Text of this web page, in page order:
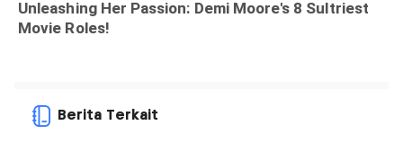
Berita Terkait